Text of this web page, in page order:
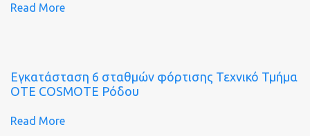
Read More
Εγκατάσταση 6 σταθμών φόρτισης Τεχνικό Τμήμα
ΟΤΕ COSMOTE Ρόδου
Read More